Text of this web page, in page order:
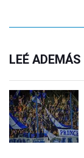
LEÉ ADEMÁS